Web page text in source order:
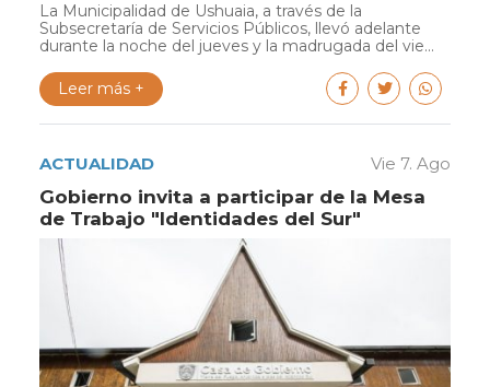
La Municipalidad de Ushuaia, a través de la
Subsecretaría de Servicios Públicos, llevó adelante
durante la noche del jueves y la madrugada del vie...
Leer más +
ACTUALIDAD Vie 7. Ago
Gobierno invita a participar de la Mesa
de Trabajo "Identidades del Sur"